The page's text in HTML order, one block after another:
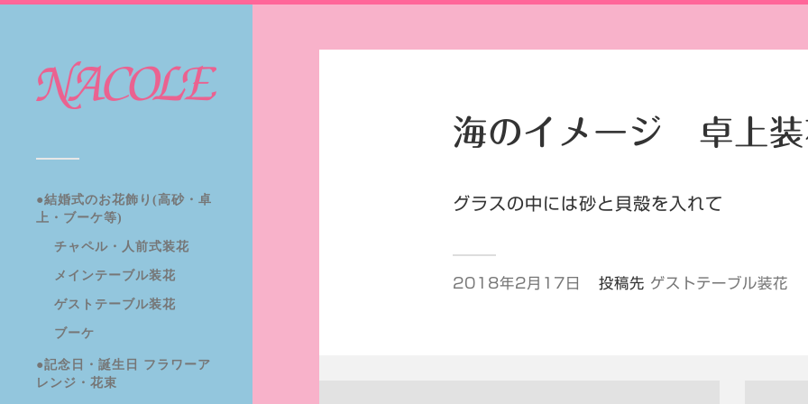
●結婚式のお花飾り(高砂・卓
上・ブーケ等)
チャペル・人前式装花
メインテーブル装花
ゲストテーブル装花
ブーケ
●記念日・誕生日 フラワーア
レンジ・花束
海のイメージ 卓上
グラスの中には砂と貝殻を入れて
2018年2月17日 投稿先 ゲストテーブル装花